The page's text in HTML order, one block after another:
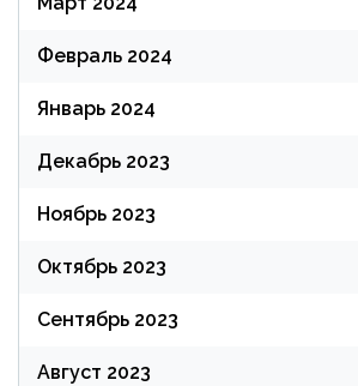
Февраль 2024
Январь 2024
Декабрь 2023
Ноябрь 2023
Октябрь 2023
Сентябрь 2023
Август 2023